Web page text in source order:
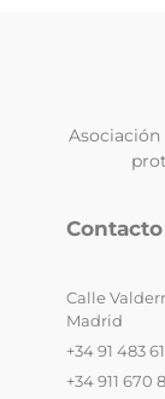
Asociación
Contacto
Calle
Madrid
+34 91 483
+34 911 670